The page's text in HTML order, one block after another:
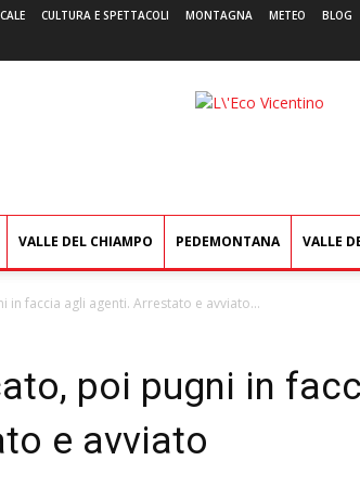
CULTURA E SPETTACOLI MONTAGNA METEO BLOG
L'Eco
VALLE DEL CHIAMPO PEDEMONTANA VALLE
in faccia agli agenti. Arrestato e avviato...
poi pugni in
e avviato